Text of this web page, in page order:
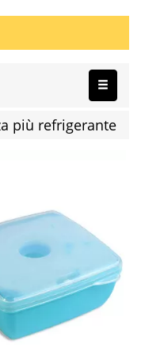
più refrigerante